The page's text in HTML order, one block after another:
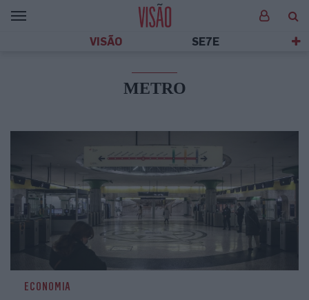
VISÃO SE7E
METRO
ECONOMIA